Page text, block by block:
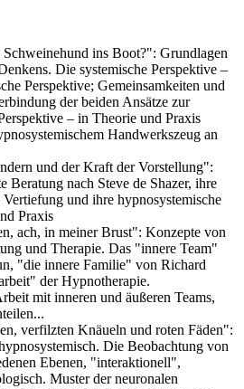
ins Boot?": Grundlagen
Die systemische Perspektive –
Perspektive; Gemeinsamkeiten und
der beiden Ansätze zur
– in Theorie und Praxis
Handwerkszeug an
und der Kraft der Vorstellung":
Beratung nach Steve de Shazer, ihre
und ihre hypnosystemische
Praxis
ach, in meiner Brust": Konzepte von
und Therapie. Das "innere Team"
"die innere Familie" von Richard
der Hypnotherapie.
mit inneren und äußeren Teams,
verfilzten Knäueln und roten Fäden":
Die Beobachtung von
Ebenen, "interaktionell",
Muster der neuronalen